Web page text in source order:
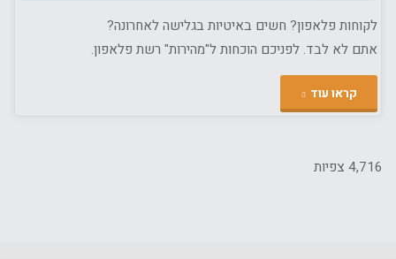
לקוחות פלאפון? חשים באיטיות בגלישה לאחרונה?
אתם לא לבד. לפניכם הוכחות ל"מהירות" רשת פלאפון.
קראו עוד
4,716 צפיות